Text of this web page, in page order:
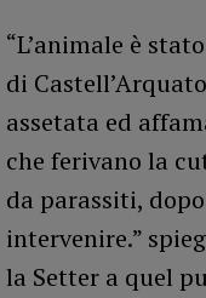
“L’animale è
di
assetata ed
che ferivano la
da parassiti,
intervenire.”
la Setter a quel